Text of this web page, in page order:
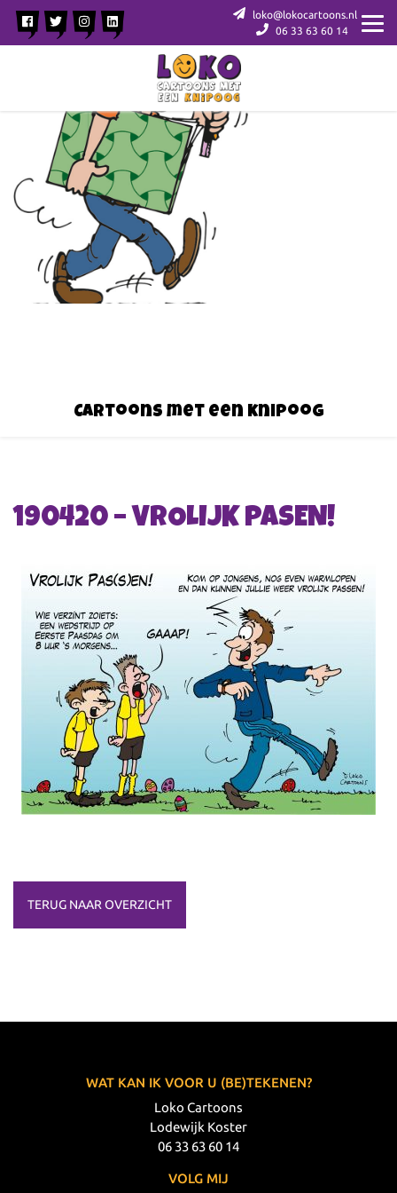
loko@lokocartoons.nl
06 33 63 60 14
Cartoons met een knipoog
190420 – VROLIJK PASEN!
TERUG NAAR OVERZICHT
WAT KAN IK VOOR U (BE)TEKENEN?
Loko Cartoons
Lodewijk Koster
06 33 63 60 14
VOLG MIJ